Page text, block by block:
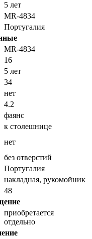
5 лет
MR-4834
Португалия
MR-4834
16
5 лет
34
нет
4.2
фаянс
к столешнице
нет
без отверстий
Португалия
накладная, рукомойник
48
приобретается
отдельно